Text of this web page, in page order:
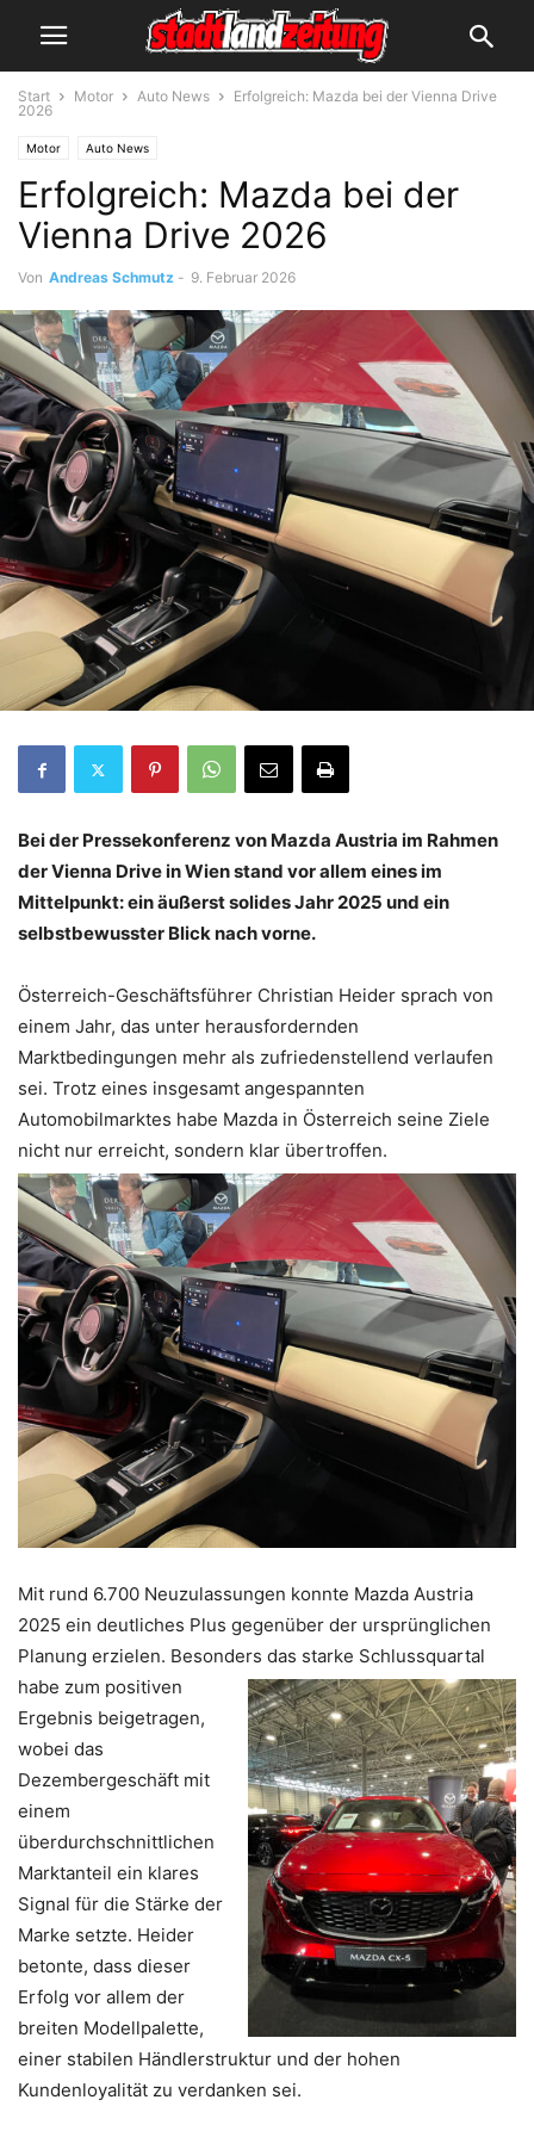
Start Motor Auto News
Erfolgreich: Mazda bei der Vienna Drive
2026
Motor Auto News
Erfolgreich: Mazda bei der
Vienna Drive 2026
Von Andreas Schmutz - 9. Februar 2026
Bei der Pressekonferenz von Mazda Austria im Rahmen
der Vienna Drive in Wien stand vor allem eines im
Mittelpunkt: ein äußerst solides Jahr 2025 und ein
selbstbewusster Blick nach vorne.
Österreich-Geschäftsführer Christian Heider sprach von
einem Jahr, das unter herausfordernden
Marktbedingungen mehr als zufriedenstellend verlaufen
sei. Trotz eines insgesamt angespannten
Automobilmarktes habe Mazda in Österreich seine Ziele
nicht nur erreicht, sondern klar übertroffen.
Mit rund 6.700 Neuzulassungen konnte Mazda Austria
2025 ein deutliches Plus gegenüber der ursprünglichen
Planung erzielen. Besonders das starke Schlussquartal
habe zum positiven
Ergebnis beigetragen,
wobei das
Dezembergeschäft mit
einem
überdurchschnittlichen
Marktanteil ein klares
Signal für die Stärke der
Marke setzte. Heider
betonte, dass dieser
Erfolg vor allem der
breiten Modellpalette,
einer stabilen Händlerstruktur und der hohen
Kundenloyalität zu verdanken sei.